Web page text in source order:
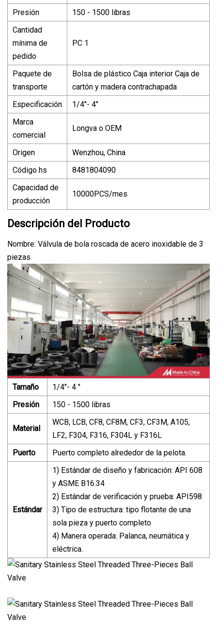
Presión
150 - 1500 libras
Cantidad
mínima de
pedido
PC 1
Paquete de
transporte
Bolsa de plástico Caja interior Caja de
cartón y madera contrachapada
Especificación
1/4"- 4"
Marca
comercial
Longva o OEM
Origen
Wenzhou, China
Código hs
8481804090
Capacidad de
producción
10000PCS/mes
Descripción del Producto
Nombre: Válvula de bola roscada de acero inoxidable de 3
piezas
Tamaño
1/4"- 4 "
Presión
150 - 1500 libras
Material
WCB, LCB, CF8, CF8M, CF3, CF3M, A105,
LF2, F304, F316, F304L y F316L
Puerto
Puerto completo alrededor de la pelota.
Estándar
1) Estándar de diseño y fabricación: API 608
y ASME B16.34
2) Estándar de verificación y prueba: API598
3) Tipo de estructura: tipo flotante de una
sola pieza y puerto completo
4) Manera operada: Palanca, neumática y
eléctrica.